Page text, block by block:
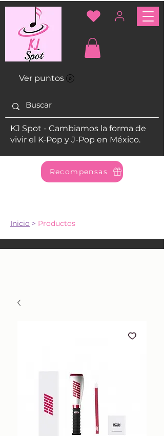
Ver puntos
KJ Spot - Cambiamos la forma de
vivir el K-Pop y J-Pop en México.
Recompensas
Inicio > Productos